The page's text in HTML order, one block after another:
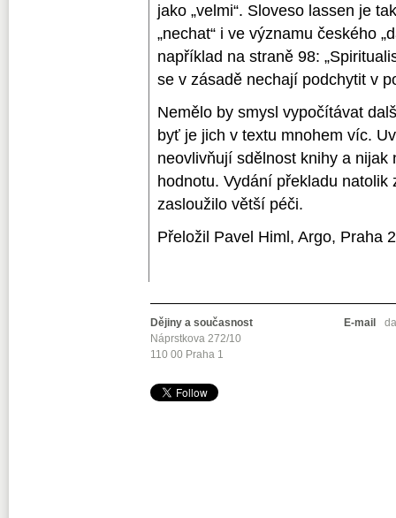
jako „velmi“. Sloveso lassen je
„nechat“ i ve významu českého
například na straně 98:
se v zásadě nechají podchytit v
Nemělo by smysl vypočítávat
byť je jich v textu mnohem víc.
neovlivňují sdělnost knihy a
hodnotu. Vydání překladu
zasloužilo větší péči.
Přeložil Pavel Himl, Argo, Praha
Dějiny a současnost
Náprstkova 272/10
110 00 Praha 1
E-mail